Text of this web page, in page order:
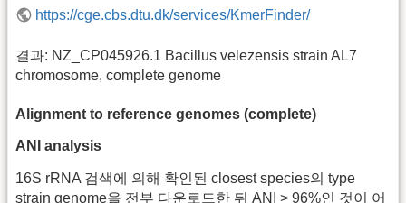
https://cge.cbs.dtu.dk/services/KmerFinder/
결과: NZ_CP045926.1 Bacillus velezensis strain AL7
chromosome, complete genome
Alignment to reference genomes (complete)
ANI analysis
16S rRNA 검색에 의해 확인된 closest species의 type
strain genome을 전부 다운로드한 뒤 ANI > 96%인 것이 어